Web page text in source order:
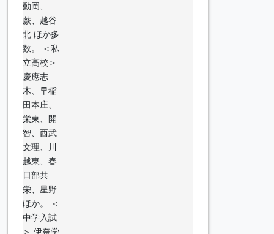
動岡、
蕨、越谷
北 ほか多
数。 ＜私
立高校＞
慶應志
木、早稲
田本庄、
栄東、開
智、西武
文理、川
越東、春
日部共
栄、星野
ほか。 ＜
中学入試
＞ 伊奈学